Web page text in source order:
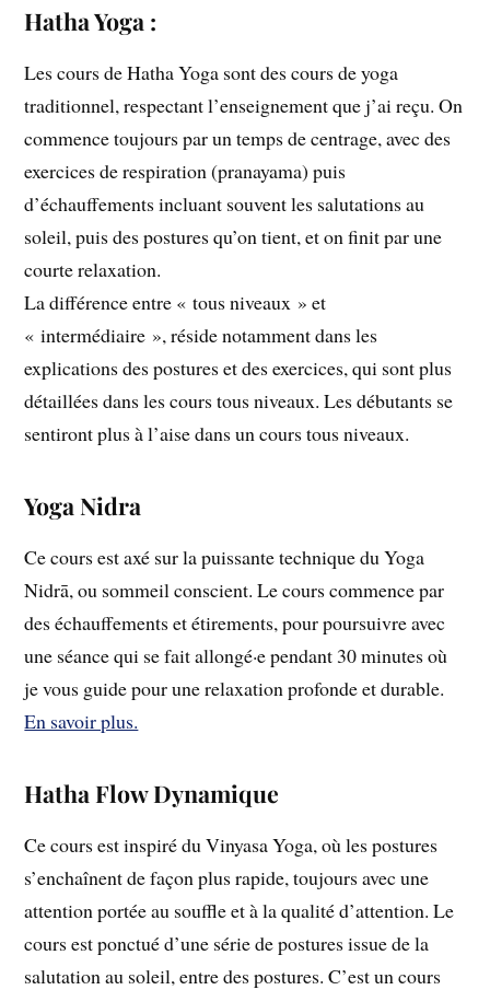
Hatha Yoga :
Les cours de Hatha Yoga sont des cours de yoga
traditionnel, respectant l’enseignement que j’ai reçu. On
commence toujours par un temps de centrage, avec des
exercices de respiration (pranayama) puis
d’échauffements incluant souvent les salutations au
soleil, puis des postures qu’on tient, et on finit par une
courte relaxation.
La différence entre « tous niveaux » et
« intermédiaire », réside notamment dans les
explications des postures et des exercices, qui sont plus
détaillées dans les cours tous niveaux. Les débutants se
sentiront plus à l’aise dans un cours tous niveaux.
Yoga Nidra
Ce cours est axé sur la puissante technique du Yoga
Nidrā, ou sommeil conscient. Le cours commence par
des échauffements et étirements, pour poursuivre avec
une séance qui se fait allongé·e pendant 30 minutes où
je vous guide pour une relaxation profonde et durable.
En savoir plus.
Hatha Flow Dynamique
Ce cours est inspiré du Vinyasa Yoga, où les postures
s’enchaînent de façon plus rapide, toujours avec une
attention portée au souffle et à la qualité d’attention. Le
cours est ponctué d’une série de postures issue de la
salutation au soleil, entre des postures. C’est un cours